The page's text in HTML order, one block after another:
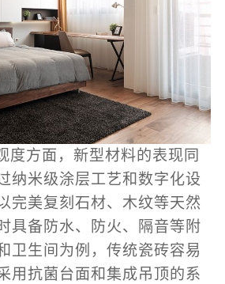
度方面，新型材料的表现同
纳米级涂层工艺和数字化设
完美复刻石材、木纹等天然
具备防水、防火、隔音等附
卫生间为例，传统瓷砖容易
用抗菌台面和集成吊顶的系